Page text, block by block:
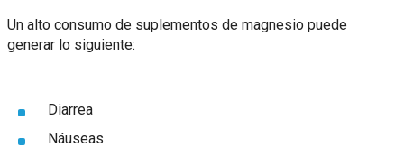
Un alto consumo de suplementos de magnesio puede
generar lo siguiente:
Diarrea
Náuseas